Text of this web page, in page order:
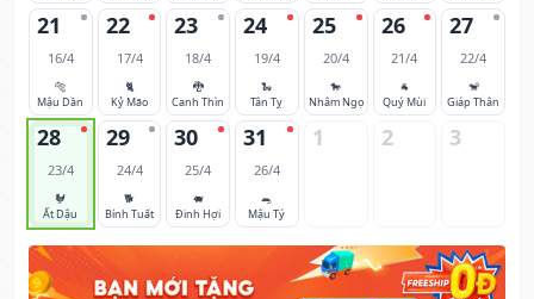
21
16/4
🐅
Mậu Dần
22
17/4
🐈
Kỷ Mão
23
18/4
🐉
Canh Thìn
24
19/4
🐍
Tân Tỵ
25
20/4
🐎
Nhâm Ngọ
26
21/4
🐐
Quý Mùi
27
22/4
🐒
Giáp Thân
28
23/4
🐓
Ất Dậu
29
24/4
🐕
Bính Tuất
30
25/4
🐖
Đinh Hợi
31
26/4
🐀
Mậu Tý
1 2 3